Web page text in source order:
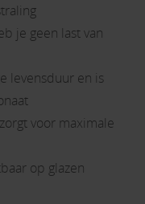
je geen last van
levensduur en is
voor maximale
op glazen